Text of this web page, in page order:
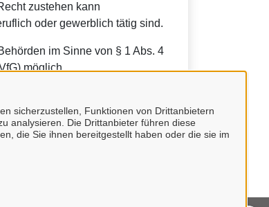
sicherzustellen, Funktionen von Drittanbietern
analysieren. Die Drittanbieter führen diese
die Sie ihnen bereitgestellt haben oder die sie im
zustehen kann
oder gewerblich tätig sind.
im Sinne von § 1 Abs. 4
möglich.